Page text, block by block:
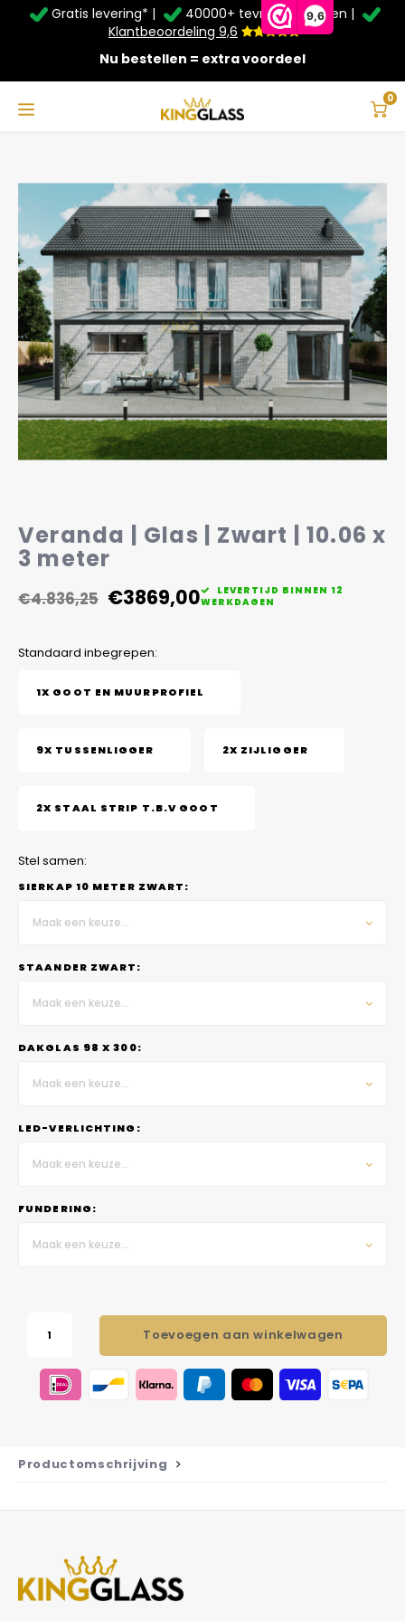
9,6
Service & Contact
Bezorging
Afhalen
Montage
Betaalmethoden
Garantie
Veelgestelde vragen
Taal
Gratis levering* |
40000+ tevreden klanten |
Klantbeoordeling 9,6
Nu bestellen = extra voordeel
0
Zomer Deals: Tot 20% kortingop schuifwanden en
veranda's +€20extra kassa korting*
Veranda | Glas | Zwart | 10.06 x 3 meter
Veranda | Glas | Zwart | 10.06 x
3 meter
€4.836,25 €3869,00
LEVERTIJD BINNEN 12
WERKDAGEN
Standaard inbegrepen:
1X GOOT EN MUURPROFIEL
9X TUSSENLIGGER 2X ZIJLIGGER
2X STAAL STRIP T.B.V GOOT
Stel samen:
SIERKAP 10 METER ZWART:
Maak een keuze...
STAANDER ZWART:
Maak een keuze...
DAKGLAS 98 X 300:
Maak een keuze...
LED-VERLICHTING:
Maak een keuze...
FUNDERING:
Maak een keuze...
Toevoegen aan winkelwagen
Productomschrijving